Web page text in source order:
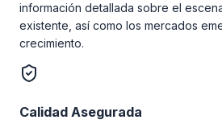
información detallada sobre el
existente, así como los mercados
crecimiento.
Calidad Asegurada